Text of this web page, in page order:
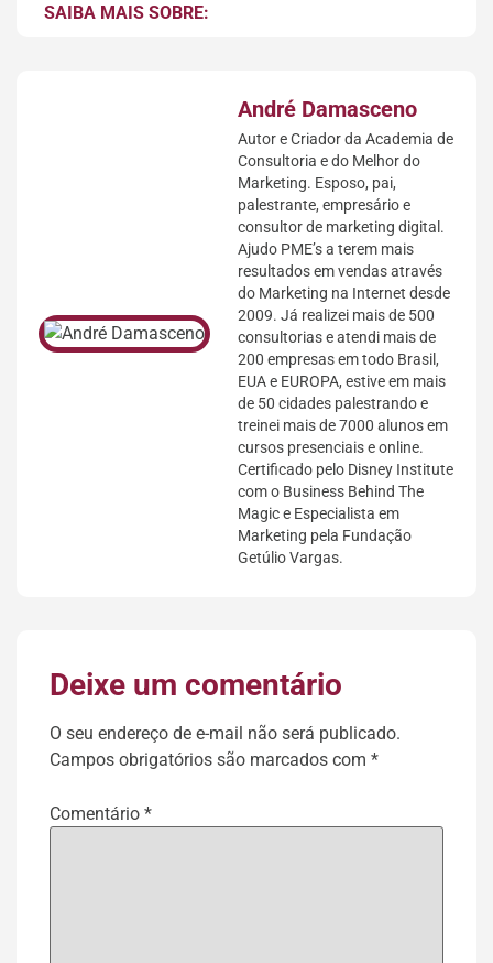
SAIBA MAIS SOBRE:
André Damasceno
Autor e Criador da Academia de
Consultoria e do Melhor do
Marketing. Esposo, pai,
palestrante, empresário e
consultor de marketing digital.
Ajudo PME’s a terem mais
resultados em vendas através
do Marketing na Internet desde
2009. Já realizei mais de 500
consultorias e atendi mais de
200 empresas em todo Brasil,
EUA e EUROPA, estive em mais
de 50 cidades palestrando e
treinei mais de 7000 alunos em
cursos presenciais e online.
Certificado pelo Disney Institute
com o Business Behind The
Magic e Especialista em
Marketing pela Fundação
Getúlio Vargas.
Deixe um comentário
O seu endereço de e-mail não será publicado.
Campos obrigatórios são marcados com *
Comentário *